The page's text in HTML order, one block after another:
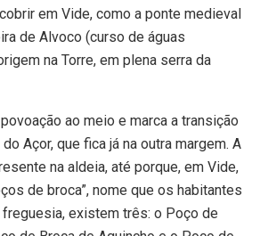
em Vide, como a ponte medieval
de Alvoco (curso de águas
na Torre, em plena serra da
ao meio e marca a transição
Açor, que fica já na outra margem. A
na aldeia, até porque, em Vide,
de broca”, nome que os habitantes
existem três: o Poço de